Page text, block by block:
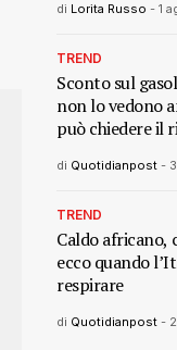
di Lorita Russo - 1
TREND
Sconto sul
non lo vedono
può chiedere il
di Quotidianpost -
TREND
Caldo africano,
ecco quando
respirare
di Quotidianpost -